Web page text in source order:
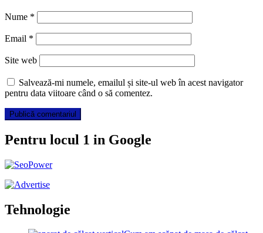
Nume *
Email *
Site web
Salvează-mi numele, emailul și site-ul web în acest navigator
pentru data viitoare când o să comentez.
Pentru locul 1 in Google
Tehnologie